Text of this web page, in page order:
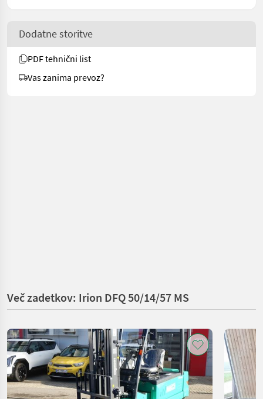
Dodatne storitve
PDF tehnični list
Vas zanima prevoz?
Več zadetkov: Irion DFQ 50/14/57 MS